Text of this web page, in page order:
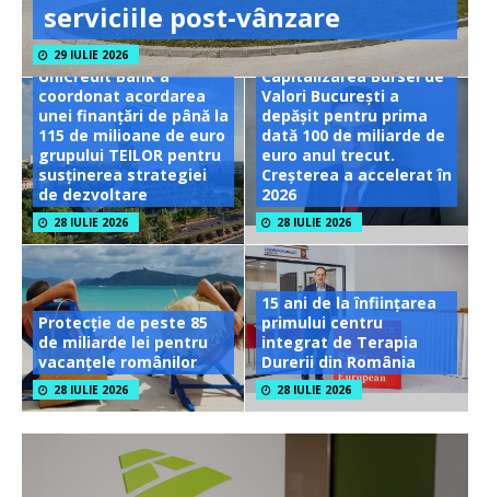
serviciile post-vânzare
29 IULIE 2026
UniCredit Bank a
coordonat acordarea
unei finanțări de până la
115 de milioane de euro
grupului TEILOR pentru
susținerea strategiei
de dezvoltare
28 IULIE 2026
Capitalizarea Bursei de
Valori București a
depășit pentru prima
dată 100 de miliarde de
euro anul trecut.
Creșterea a accelerat în
2026
28 IULIE 2026
Protecție de peste 85
de miliarde lei pentru
vacanțele românilor
28 IULIE 2026
15 ani de la înființarea
primului centru
integrat de Terapia
Durerii din România
28 IULIE 2026